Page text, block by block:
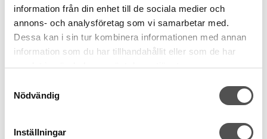
information från din enhet till de sociala medier och
annons- och analysföretag som vi samarbetar med.
Dessa kan i sin tur kombinera informationen med annan
information som du har tillhandahållit eller som de har
samlat in när du har använt deras tjänster.
Nödvändig
Inställningar